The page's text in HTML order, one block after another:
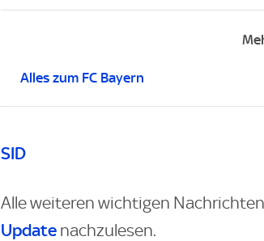
Alles zum FC Bayern
SID
Alle weiteren wichtigen
Update nachzulesen.